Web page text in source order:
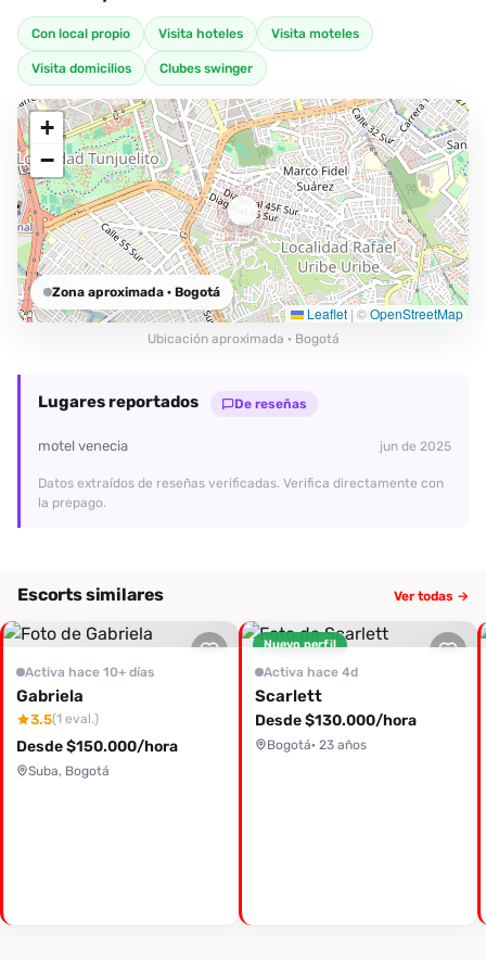
Con local propio Visita hoteles Visita moteles
Visita domicilios Clubes swinger
+
−
Leaflet | ©OpenStreetMap
Zona aproximada · Bogotá
Ubicación aproximada · Bogotá
Lugares reportados De reseñas
motel venecia jun de 2025
Datos extraídos de reseñas verificadas. Verifica directamente con
la prepago.
Escorts similares Ver todas →
Activa hace 10+ días
Gabriela
3.5(1 eval.)
Desde $150.000/hora
Suba, Bogotá
Nuevo perfil
Activa hace 4d
Scarlett
Desde $130.000/hora
Bogotá· 23 años